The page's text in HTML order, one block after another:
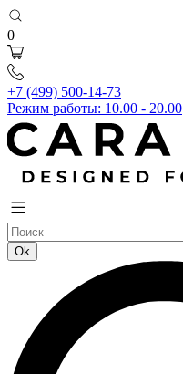
0
+7 (499) 500-14-73
Режим работы: 10.00 - 20.00